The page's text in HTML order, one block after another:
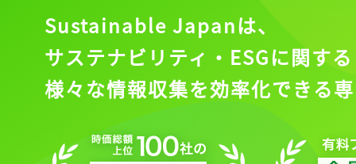
Sustainable Japanは、
サステナビリティ・ESGに関する
様々な情報収集を効率化できる